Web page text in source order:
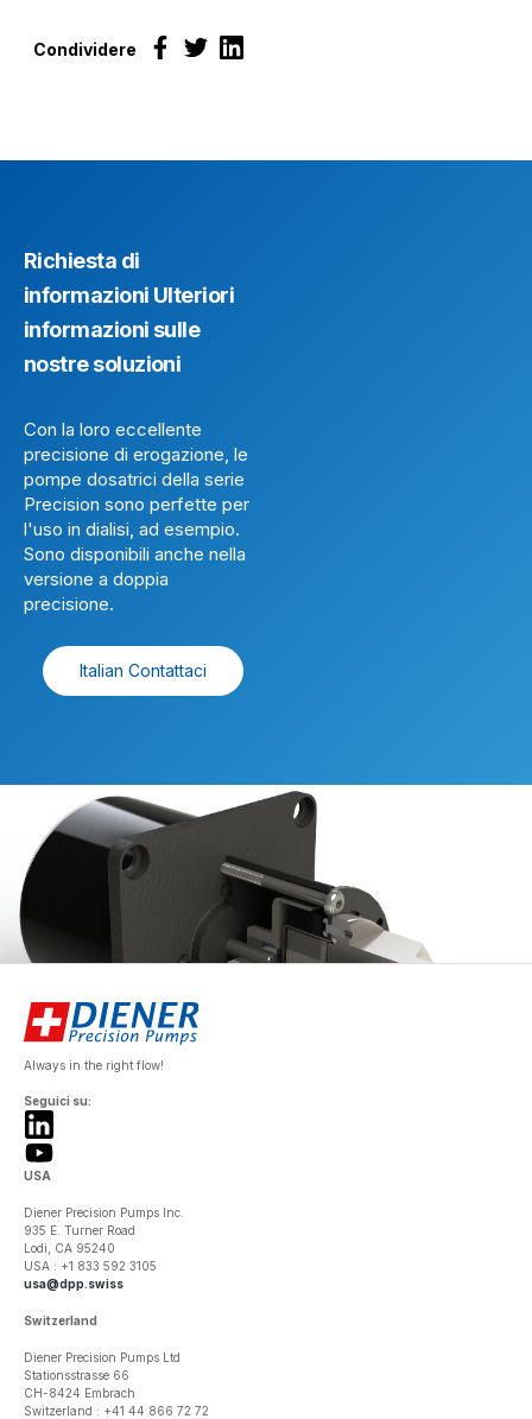
Condividere
Richiesta di
informazioni Ulteriori
informazioni sulle
nostre soluzioni
Con la loro eccellente
precisione di erogazione, le
pompe dosatrici della serie
Precision sono perfette per
l'uso in dialisi, ad esempio.
Sono disponibili anche nella
versione a doppia
precisione.
Italian Contattaci
Always in the right flow!
Seguici su:
USA
Diener Precision Pumps Inc.
935 E. Turner Road
Lodi, CA 95240
USA : +1 833 592 3105
usa@dpp.swiss
Switzerland
Diener Precision Pumps Ltd
Stationsstrasse 66
CH-8424 Embrach
Switzerland : +41 44 866 72 72